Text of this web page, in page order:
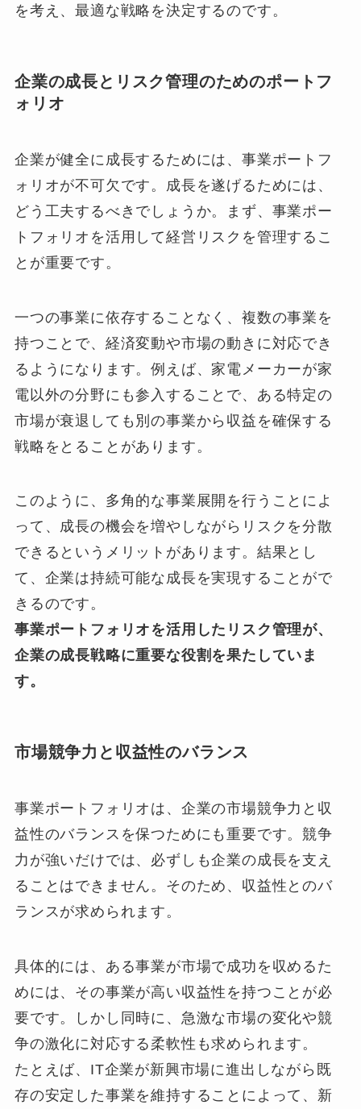
を考え、最適な戦略を決定するのです。
企業の成長とリスク管理のためのポートフ
ォリオ
企業が健全に成長するためには、事業ポートフ
ォリオが不可欠です。成長を遂げるためには、
どう工夫するべきでしょうか。まず、事業ポー
トフォリオを活用して経営リスクを管理するこ
とが重要です。
一つの事業に依存することなく、複数の事業を
持つことで、経済変動や市場の動きに対応でき
るようになります。例えば、家電メーカーが家
電以外の分野にも参入することで、ある特定の
市場が衰退しても別の事業から収益を確保する
戦略をとることがあります。
このように、多角的な事業展開を行うことによ
って、成長の機会を増やしながらリスクを分散
できるというメリットがあります。結果とし
て、企業は持続可能な成長を実現することがで
きるのです。
事業ポートフォリオを活用したリスク管理が、
企業の成長戦略に重要な役割を果たしていま
す。
市場競争力と収益性のバランス
事業ポートフォリオは、企業の市場競争力と収
益性のバランスを保つためにも重要です。競争
力が強いだけでは、必ずしも企業の成長を支え
ることはできません。そのため、収益性とのバ
ランスが求められます。
具体的には、ある事業が市場で成功を収めるた
めには、その事業が高い収益性を持つことが必
要です。しかし同時に、急激な市場の変化や競
争の激化に対応する柔軟性も求められます。
たとえば、IT企業が新興市場に進出しながら既
存の安定した事業を維持することによって、新